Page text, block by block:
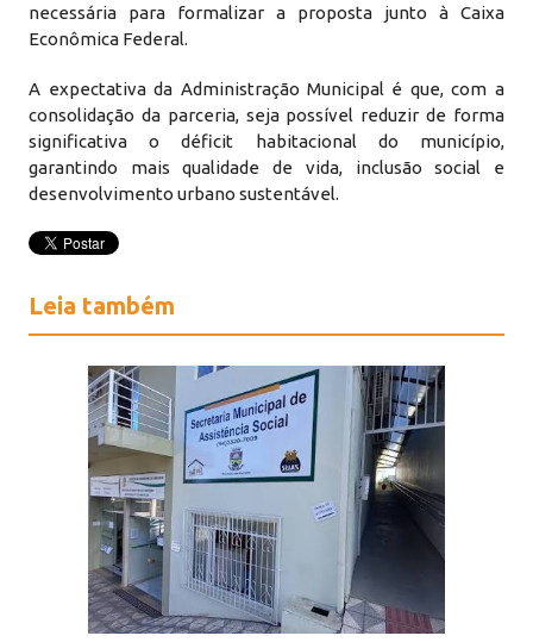
necessária para formalizar a proposta junto à Caixa
Econômica Federal.
A expectativa da Administração Municipal é que, com a
consolidação da parceria, seja possível reduzir de forma
significativa o déficit habitacional do município,
garantindo mais qualidade de vida, inclusão social e
desenvolvimento urbano sustentável.
Leia também